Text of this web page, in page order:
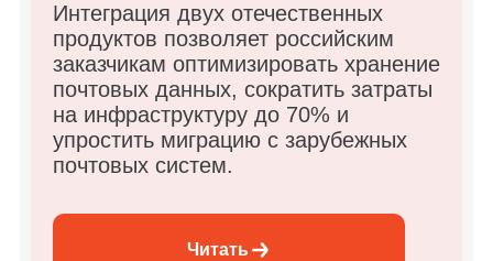
Интеграция двух отечественных
продуктов позволяет российским
заказчикам оптимизировать хранение
почтовых данных, сократить затраты
на инфраструктуру до 70% и
упростить миграцию с зарубежных
почтовых систем.
Читать